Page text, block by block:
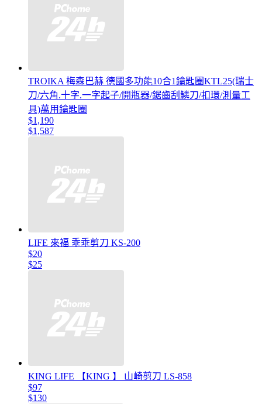
TROIKA 梅森巴赫 德國多功能10合1鑰匙圈KTL25(瑞士
刀/六角.十字.一字起子/開瓶器/鋸齒刮鱗刀/扣環/測量工
具)萬用鑰匙圈
$1,190
$1,587
LIFE 來福 乖乖剪刀 KS-200
$20
$25
KING LIFE 【KING 】 山崎剪刀 LS-858
$97
$130